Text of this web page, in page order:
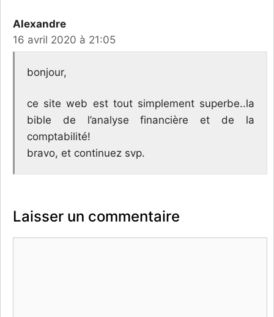
Alexandre
16 avril 2020 à 21:05
bonjour,
ce site web est tout simplement superbe..la
bible de l’analyse financière et de la
comptabilité!
bravo, et continuez svp.
Laisser un commentaire